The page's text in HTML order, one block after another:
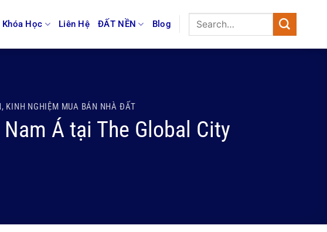
Khóa Học Liên Hệ ĐẤT NỀN Blog
, KINH NGHIỆM MUA BÁN NHÀ ĐẤT
Á tại The Global City